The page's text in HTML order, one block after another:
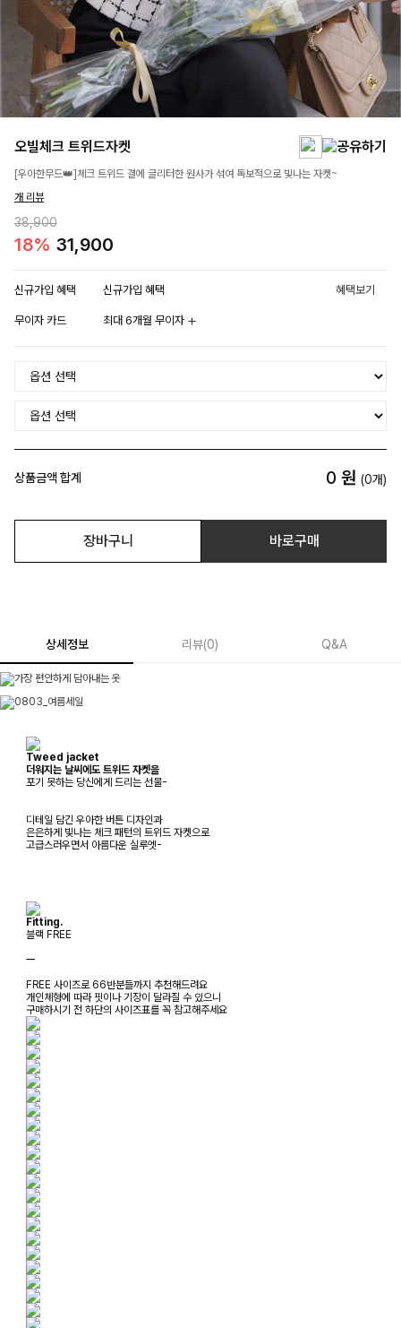
오빌체크 트위드자켓
[우아한무드👑]체크 트위드 결에 글리터한 원사가 섞여 독보적으로 빛나는 자켓~
개 리뷰
38,900
18% 31,900
신규가입 혜택 신규가입 혜택 혜택보기
무이자 카드 최대 6개월 무이자
상품금액 합계 0 원 (0개)
장바구니 바로구매
상세정보 리뷰(0) Q&A
Tweed jacket
더워지는 날씨에도 트위드 자켓을
포기 못하는 당신에게 드리는 선물-
디테일 담긴 우아한 버튼 디자인과
은은하게 빛나는 체크 패턴의 트위드 자켓으로
고급스러우면서 아름다운 실루엣-
Fitting.
블랙 FREE
ㅡ
FREE 사이즈로 66반분들까지 추천해드려요
개인체형에 따라 핏이나 기장이 달라질 수 있으니
구매하시기 전 하단의 사이즈표를 꼭 참고해주세요